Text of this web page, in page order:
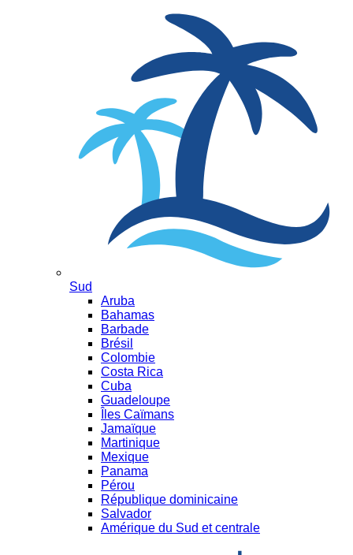
Sud
Aruba
Bahamas
Barbade
Brésil
Colombie
Costa Rica
Cuba
Guadeloupe
Îles Caïmans
Jamaïque
Martinique
Mexique
Panama
Pérou
République dominicaine
Salvador
Amérique du Sud et centrale